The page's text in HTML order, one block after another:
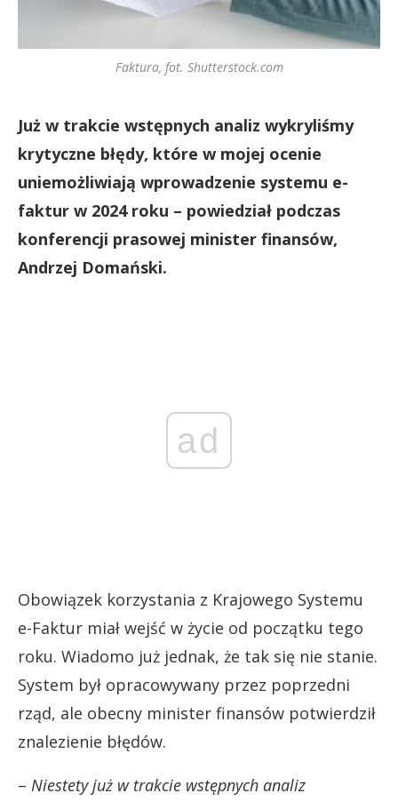
Faktura, fot. Shutterstock.com
Już w trakcie wstępnych analiz wykryliśmy
krytyczne błędy, które w mojej ocenie
uniemożliwiają wprowadzenie systemu e-
faktur w 2024 roku – powiedział podczas
konferencji prasowej minister finansów,
Andrzej Domański.
ad
Obowiązek korzystania z Krajowego Systemu
e-Faktur miał wejść w życie od początku tego
roku. Wiadomo już jednak, że tak się nie stanie.
System był opracowywany przez poprzedni
rząd, ale obecny minister finansów potwierdził
znalezienie błędów.
– Niestety już w trakcie wstępnych analiz